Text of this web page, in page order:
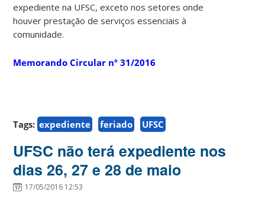
expediente na UFSC, exceto nos setores onde
houver prestação de serviços essenciais à
comunidade.
Memorando Circular nº 31/2016
Tags: expediente feriado UFSC
UFSC não terá expediente nos
dias 26, 27 e 28 de maio
17/05/2016 12:53